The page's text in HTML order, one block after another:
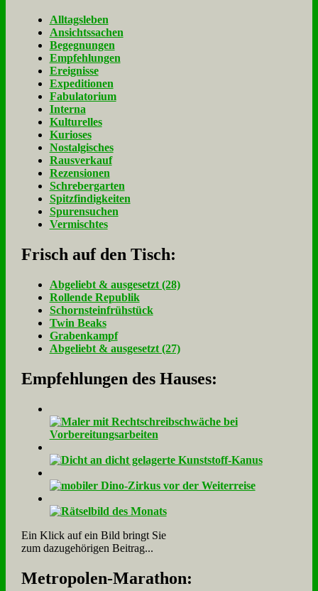
Alltagsleben
Ansichtssachen
Begegnungen
Empfehlungen
Ereignisse
Expeditionen
Fabulatorium
Interna
Kulturelles
Kurioses
Nostalgisches
Rausverkauf
Rezensionen
Schrebergarten
Spitzfindigkeiten
Spurensuchen
Vermischtes
Frisch auf den Tisch:
Ab­ge­liebt & aus­ge­setzt (28)
Rol­len­de Re­pu­blik
Schorn­stein­früh­stück
Twin Beaks
Gra­ben­kampf
Ab­ge­liebt & aus­ge­setzt (27)
Empfehlungen des Hauses:
Ein Klick auf ein Bild bringt Sie
zum dazugehörigen Beitrag...
Me­tro­po­len-Ma­ra­thon: